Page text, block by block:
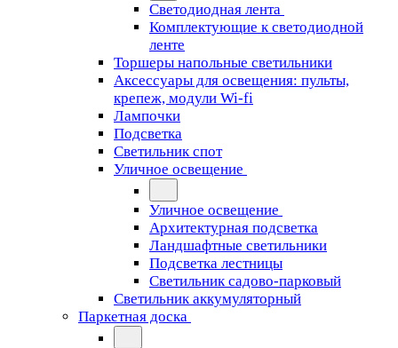
Светодиодная лента
Комплектующие к светодиодной
ленте
Торшеры напольные светильники
Аксессуары для освещения: пульты,
крепеж, модули Wi-fi
Лампочки
Подсветка
Светильник спот
Уличное освещение
Уличное освещение
Архитектурная подсветка
Ландшафтные светильники
Подсветка лестницы
Светильник садово-парковый
Светильник аккумуляторный
Паркетная доска